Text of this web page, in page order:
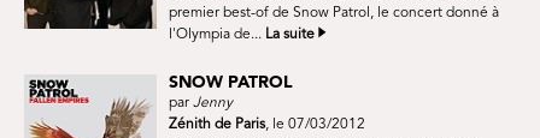
premier best-of de Snow Patrol, le concert donné à
l'Olympia de... La suite
SNOW PATROL
par Jenny
Zénith de Paris, le 07/03/2012